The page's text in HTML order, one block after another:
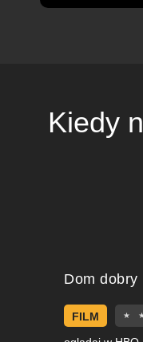
Kiedy
Dom dobry
FILM ★